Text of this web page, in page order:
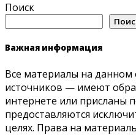
Поиск
Важная информация
Все материалы на данном
источников — имеют
интернете или присланы
предоставляются
целях. Права на